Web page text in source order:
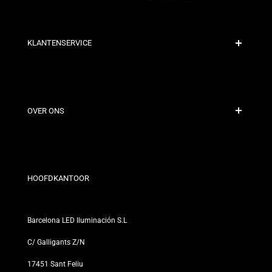
KLANTENSERVICE
Contact
OVER ONS
Onze Winkels
HOOFDKANTOOR
Barcelona LED Iluminación S.L
C/ Galligants Z/N
17451 Sant Feliu